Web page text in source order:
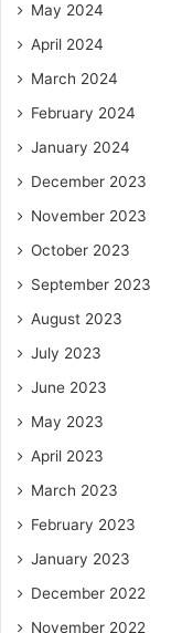
May 2024
April 2024
March 2024
February 2024
January 2024
December 2023
November 2023
October 2023
September 2023
August 2023
July 2023
June 2023
May 2023
April 2023
March 2023
February 2023
January 2023
December 2022
November 2022